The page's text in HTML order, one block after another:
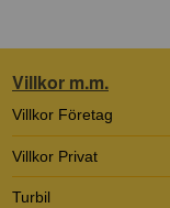
Villkor m.m.
Villkor Företag
Villkor Privat
Turbil